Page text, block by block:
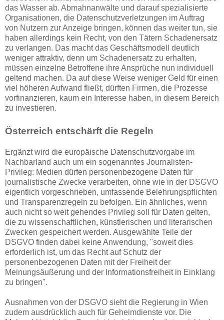
das Wasser ab. Abmahnanwälte und darauf spezialisierte
Organisationen, die Datenschutzverletzungen im Auftrag
von Nutzern zur Anzeige bringen, können das weiter tun, sie
haben allerdings kein Recht, von den Tätern Schadenersatz
zu verlangen. Das macht das Geschäftsmodell deutlich
weniger attraktiv, denn um Schadenersatz zu erhalten,
müssen einzelne Betroffene ihre Ansprüche nun individuell
geltend machen. Da auf diese Weise weniger Geld für einen
viel höheren Aufwand fließt, dürften Firmen, die Prozesse
vorfinanzieren, kaum ein Interesse haben, in diesem Bereich
zu investieren.
Österreich entschärft die Regeln
Ergänzt wird die europäische Datenschutzvorgabe im
Nachbarland auch um ein sogenanntes Journalisten-
Privileg: Medien dürfen personenbezogene Daten für
journalistische Zwecke verarbeiten, ohne wie in der DSGVO
eigentlich vorgeschrieben, umfassende Belehrungspflichten
und Transparenzregeln zu befolgen. Ein ähnliches, wenn
auch nicht so weit gehendes Privileg soll für Daten gelten,
die zu wissenschaftlichen, künstlerischen und literarischen
Zwecken gespeichert werden. Ausgewählte Teile der
DSGVO finden dabei keine Anwendung, "soweit dies
erforderlich ist, um das Recht auf Schutz der
personenbezogenen Daten mit der Freiheit der
Meinungsäußerung und der Informationsfreiheit in Einklang
zu bringen".
Ausnahmen von der DSGVO sieht die Regierung in Wien
zudem ausdrücklich auch für Geheimdienste vor. Die